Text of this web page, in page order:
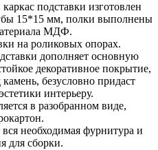
подставки изготовлен
15*15 мм, полки выполнены
МДФ.
на роликовых опорах.
дополняет основную
декоративное покрытие,
безусловно придаст
интерьеру.
в разобранном виде,
необходимая фурнитура и
для сборки.